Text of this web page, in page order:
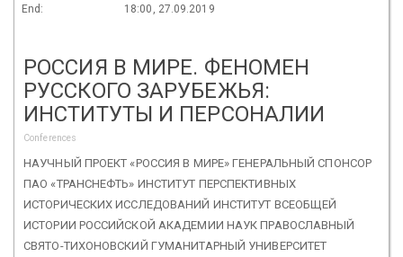
End: 18:00, 27.09.2019
РОССИЯ В МИРЕ. ФЕНОМЕН
РУССКОГО ЗАРУБЕЖЬЯ:
ИНСТИТУТЫ И ПЕРСОНАЛИИ
Conferences
НАУЧНЫЙ ПРОЕКТ «РОССИЯ В МИРЕ» ГЕНЕРАЛЬНЫЙ СПОНСОР
ПАО «ТРАНСНЕФТЬ» ИНСТИТУТ ПЕРСПЕКТИВНЫХ
ИСТОРИЧЕСКИХ ИССЛЕДОВАНИЙ ИНСТИТУТ ВСЕОБЩЕЙ
ИСТОРИИ РОССИЙСКОЙ АКАДЕМИИ НАУК ПРАВОСЛАВНЫЙ
СВЯТО-ТИХОНОВСКИЙ ГУМАНИТАРНЫЙ УНИВЕРСИТЕТ